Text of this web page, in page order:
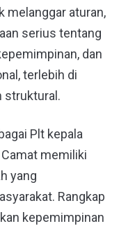
melanggar aturan,
serius tentang
dan
terlebih di
struktural.
Plt kepala
memiliki
yang
Rangkap
kepemimpinan